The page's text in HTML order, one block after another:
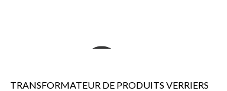
TRANSFORMATEUR DE PRODUITS VERRIERS